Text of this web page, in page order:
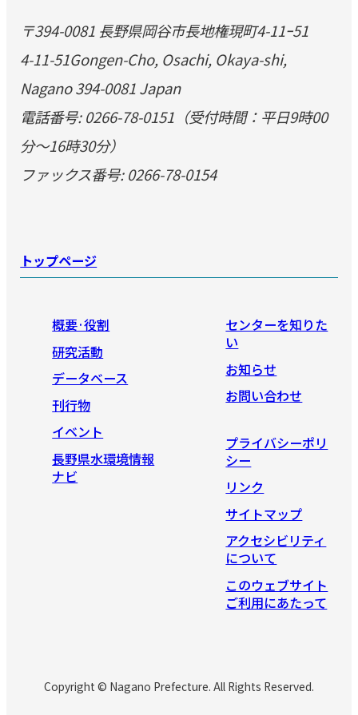
〒394-0081 長野県岡谷市長地権現町4-11ｰ51
4-11-51Gongen-Cho, Osachi, Okaya-shi,
Nagano 394-0081 Japan
電話番号: 0266-78-0151（受付時間：平日9時00
分～16時30分）
ファックス番号: 0266-78-0154
トップページ
概要·役割
研究活動
データベース
刊行物
イベント
長野県水環境情報
ナビ
センターを知りた
い
お知らせ
お問い合わせ
プライバシーポリ
シー
リンク
サイトマップ
アクセシビリティ
について
このウェブサイト
ご利用にあたって
Copyright © Nagano Prefecture. All Rights Reserved.